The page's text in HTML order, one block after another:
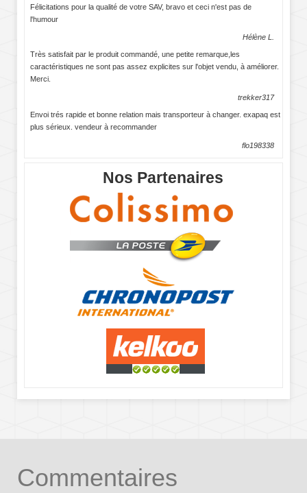
Félicitations pour la qualité de votre SAV, bravo et ceci n'est pas de
l'humour
Hélène L.
Très satisfait par le produit commandé, une petite remarque,les
caractéristiques ne sont pas assez explicites sur l'objet vendu, à améliorer.
Merci.
trekker317
Envoi trés rapide et bonne relation mais transporteur à changer. exapaq est
plus sérieux. vendeur à recommander
flo198338
Nos Partenaires
Commentaires